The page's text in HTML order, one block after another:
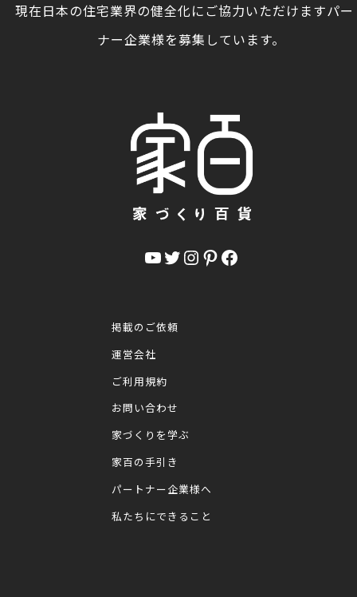
現在日本の住宅業界の健全化にご協力いただけますパ
ナー企業様を募集しています。
YouTube Twitter InstagramPinterest Facebook
掲載のご依頼
運営会社
ご利用規約
お問い合わせ
家づくりを学ぶ
家百の手引き
パートナー企業様へ
私たちにできること